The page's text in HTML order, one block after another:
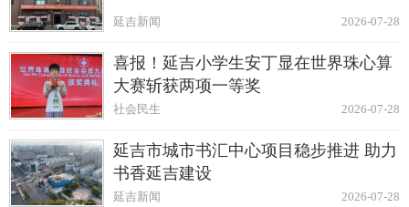
2026-07-28
延吉新闻
喜报！延吉小学生安丁显在世界珠心算
大赛斩获两项一等奖
2026-07-28
社会民生
延吉市城市书汇中心项目稳步推进 助力
书香延吉建设
2026-07-28
延吉新闻